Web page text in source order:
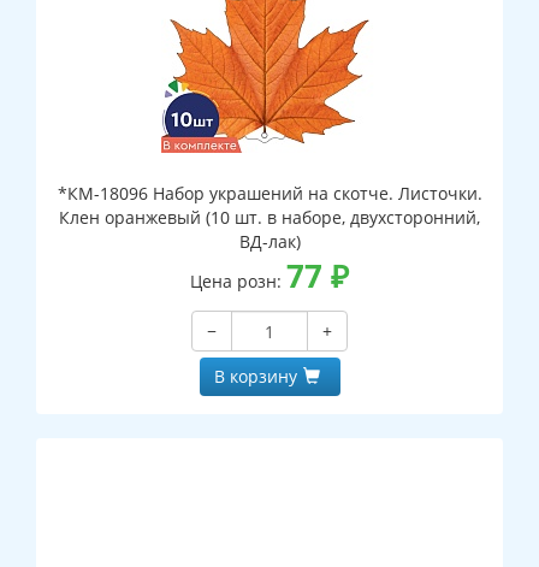
*КМ-18096 Набор украшений на скотче. Листочки.
Клен оранжевый (10 шт. в наборе, двухсторонний,
ВД-лак)
Цена розн: 77 ₽
−
+
В корзину